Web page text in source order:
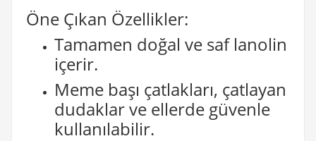
Öne Çıkan Özellikler:
Tamamen doğal ve saf lanolin
içerir.
Meme başı çatlakları, çatlayan
dudaklar ve ellerde güvenle
kullanılabilir.